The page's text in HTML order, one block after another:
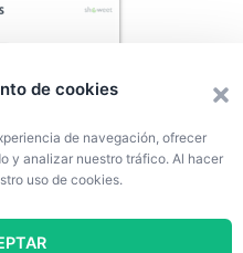
de cookies
de navegación, ofrecer
y analizar nuestro tráfico. Al hacer
uso de cookies.